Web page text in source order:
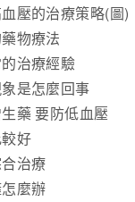
壓的治療策略(圖)
物療法
治療經驗
是怎麼回事
藥 要防低血壓
好
治療
麼辦